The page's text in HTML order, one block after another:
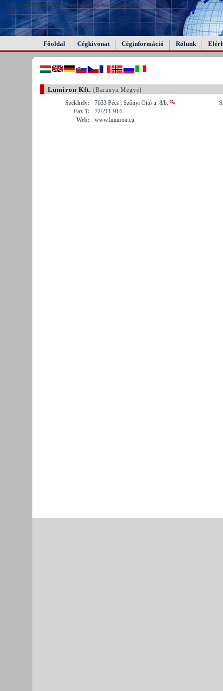
FAIL (the browser should render some flash content, not
this).
Főoldal Cégkivonat Céginformáció Rólunk
Lumiron Kft. (Baranya Megye)
Székhely:
7633 Pécs , Szőnyi Ottó u. 8/b.
Fax 1:
72/211-914
Web:
www.lumiron.eu